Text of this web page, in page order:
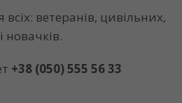
ветеранів, цивільних,
новачків.
+38 (050) 555 56 33